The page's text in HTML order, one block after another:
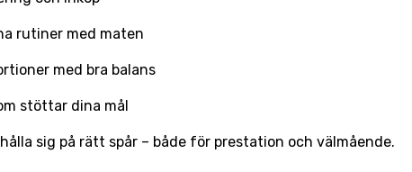
rutiner med maten
med bra balans
stöttar dina mål
sig på rätt spår – både för prestation och välmående.